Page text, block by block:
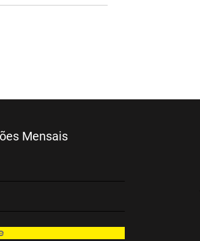
Mensais